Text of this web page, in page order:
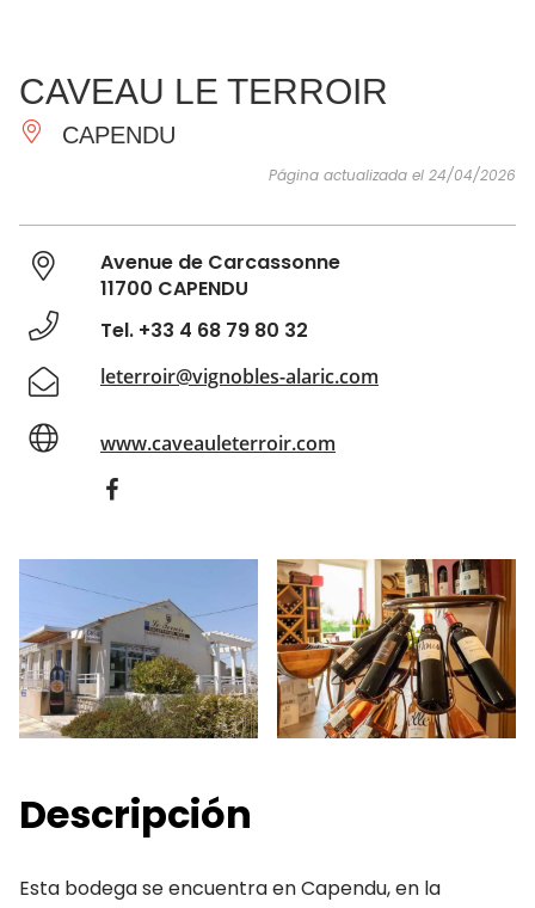
IMPRESCINDIBLES
HACER
INSPIRACIONES
CAVEAU LE TERROIR
CAPENDU
Página actualizada el 24/04/2026
Avenue de Carcassonne
11700 CAPENDU
Tel. +33 4 68 79 80 32
leterroir@vignobles-alaric.com
www.caveauleterroir.com
Descripción
Esta bodega se encuentra en Capendu, en la